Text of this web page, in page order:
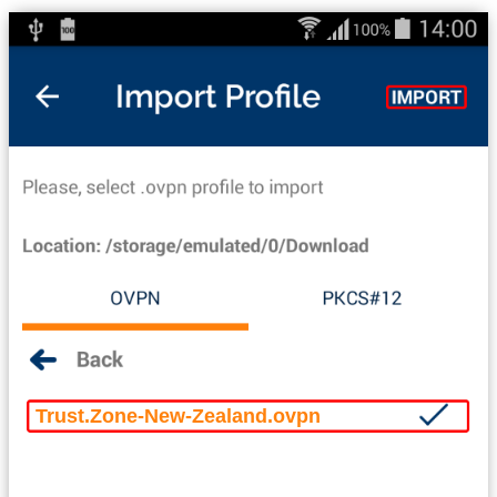
Trust.Zone-New-Zealand.ovpn